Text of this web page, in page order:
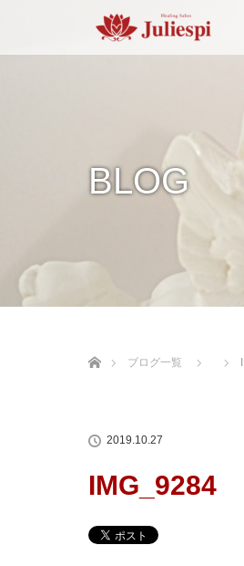
BLOG
ブログ一覧
2019.10.27
IMG_9284